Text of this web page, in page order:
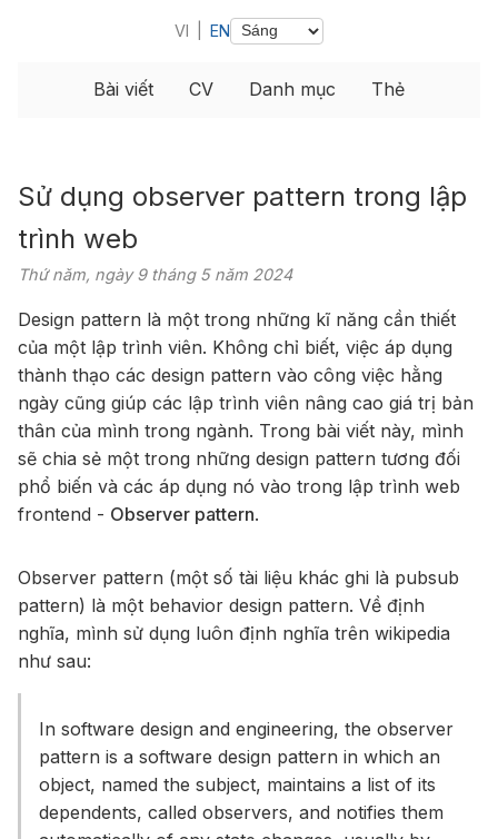
VI EN
Bài viết CV Danh mục Thẻ
Sử dụng observer pattern trong lập
trình web
Thứ năm, ngày 9 tháng 5 năm 2024
Design pattern là một trong những kĩ năng cần thiết
của một lập trình viên. Không chỉ biết, việc áp dụng
thành thạo các design pattern vào công việc hằng
ngày cũng giúp các lập trình viên nâng cao giá trị bản
thân của mình trong ngành. Trong bài viết này, mình
sẽ chia sẻ một trong những design pattern tương đối
phổ biến và các áp dụng nó vào trong lập trình web
frontend - Observer pattern.
Observer pattern (một số tài liệu khác ghi là pubsub
pattern) là một behavior design pattern. Về định
nghĩa, mình sử dụng luôn định nghĩa trên wikipedia
như sau:
In software design and engineering, the observer
pattern is a software design pattern in which an
object, named the subject, maintains a list of its
dependents, called observers, and notifies them